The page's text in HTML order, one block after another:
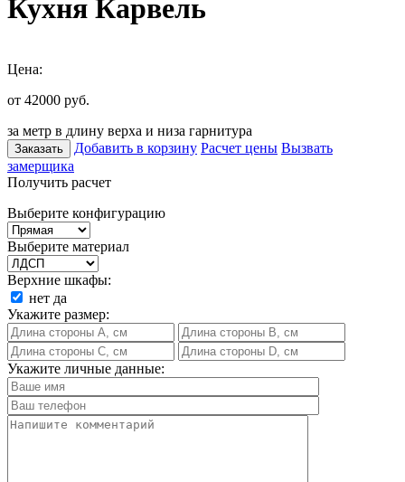
Кухня Карвель
Цена:
от 42000 руб.
за метр в длину верха и низа гарнитура
Заказать Добавить в корзину Расчет цены Вызвать
замерщика
Получить расчет
Выберите конфигурацию
Выберите материал
Верхние шкафы:
нет да
Укажите размер:
Укажите личные данные: